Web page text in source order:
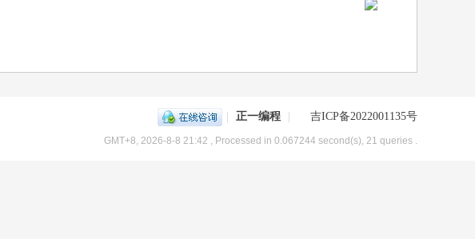
正一编程 吉ICP备2022001135号
GMT+8, 2026-8-8 21:42 , Processed in 0.067244 second(s), 21 queries .